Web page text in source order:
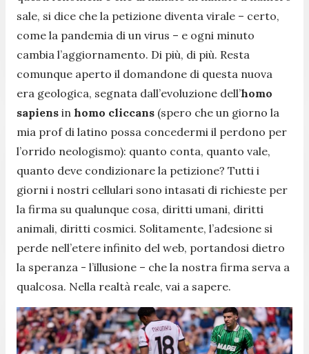
sale, si dice che la petizione diventa virale – certo,
come la pandemia di un virus – e ogni minuto
cambia l’aggiornamento. Di più, di più. Resta
comunque aperto il domandone di questa nuova
era geologica, segnata dall’evoluzione dell’homo
sapiens in homo cliccans (spero che un giorno la
mia prof di latino possa concedermi il perdono per
l’orrido neologismo): quanto conta, quanto vale,
quanto deve condizionare la petizione? Tutti i
giorni i nostri cellulari sono intasati di richieste per
la firma su qualunque cosa, diritti umani, diritti
animali, diritti cosmici. Solitamente, l’adesione si
perde nell’etere infinito del web, portandosi dietro
la speranza - l’illusione – che la nostra firma serva a
qualcosa. Nella realtà reale, vai a sapere.